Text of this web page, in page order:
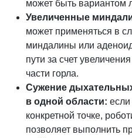
может быть вариантом
Увеличенные
может применяться в
миндалины или
пути за счет
части горла.
Сужение
в одной области:
конкретной точке,
позволяет выполнить